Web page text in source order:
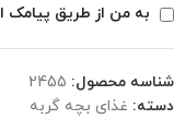
به من از طریق پیامک
شناسه محصول: 2455
دسته: غذای بچه گربه